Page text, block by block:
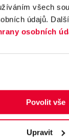
všech
údajů.
osobních
Povolit vše
Upravit